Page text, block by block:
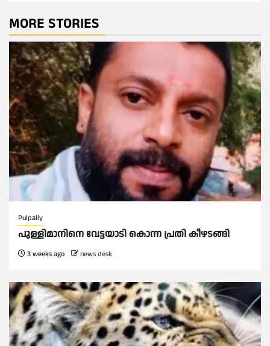
MORE STORIES
Pulpally
പുള്ളിമാനിനെ വേട്ടയാടി കൊന്ന പ്രതി കീഴടങ്ങി
3 weeks ago news desk